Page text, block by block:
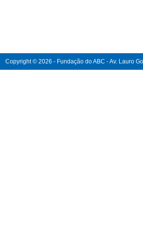
Copyright © 2026 - Fundação do ABC - Av. Lauro